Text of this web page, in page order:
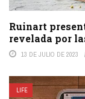
Ruinart
revelada por
13 DE JULIO DE 2023
LIFE